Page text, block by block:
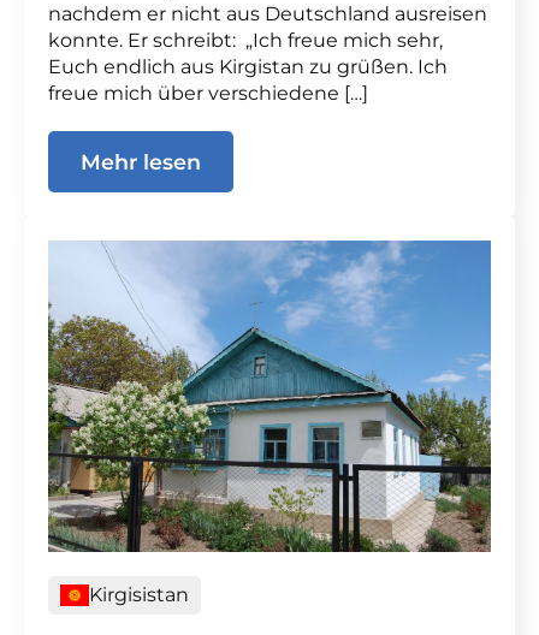
nachdem er nicht aus Deutschland ausreisen
konnte. Er schreibt: „Ich freue mich sehr,
Euch endlich aus Kirgistan zu grüßen. Ich
freue mich über verschiedene […]
Mehr lesen
Kirgisistan